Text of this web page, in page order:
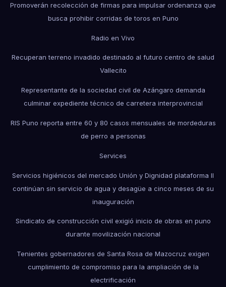
Promoverán recolección de firmas para impulsar ordenanza que
busca prohibir corridas de toros en Puno
Radio en Vivo
Recuperan terreno invadido destinado al futuro centro de salud
Vallecito
Representante de la sociedad civil de Azángaro demanda
culminar expediente técnico de carretera interprovincial
RIS Puno reporta entre 60 y 80 casos mensuales de mordeduras
de perro a personas
Services
Servicios higiénicos del mercado Unión y Dignidad plataforma II
continúan sin servicio de agua y desagüe a cinco meses de su
inauguración
Sindicato de construcción civil exigió inicio de obras en puno
durante movilización nacional
Tenientes gobernadores de Santa Rosa de Mazocruz exigen
cumplimiento de compromiso para la ampliación de la
electrificación